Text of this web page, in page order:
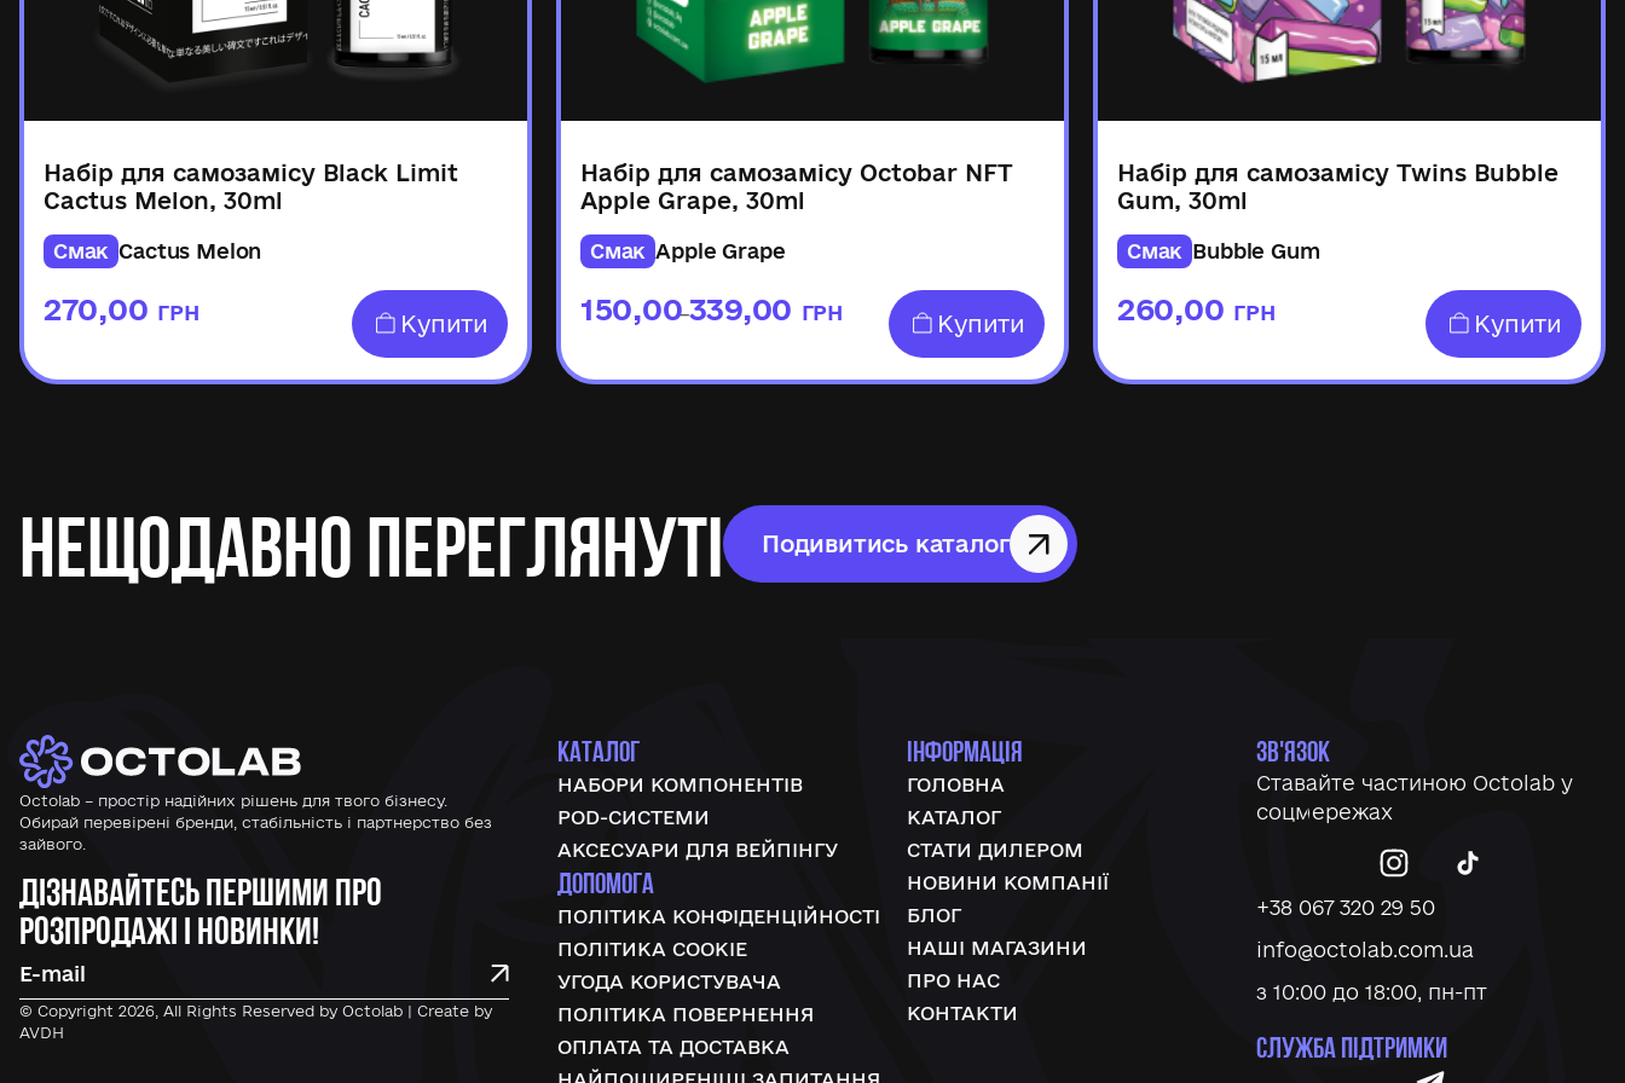
Набір для самозамісу Black Limit
Cactus Melon, 30ml
Смак Cactus Melon
270,00 ГРН Купити
Набір для самозамісу Octobar NFT
Apple Grape, 30ml
Смак Apple Grape
150,00
–339,00 ГРН Купити
Набір для самозамісу Twins Bubble
Gum, 30ml
Смак Bubble Gum
260,00 ГРН Купити
Нещодавно переглянуті Подивитись каталог
Octolab – простір надійних рішень для твого бізнесу.
Обирай перевірені бренди, стабільність і партнерство без
зайвого.
Дізнавайтесь першими про
розпродажі і новинки!
© Copyright 2026, All Rights Reserved by Octolab | Create by
AVDH
КАТАЛОГ
НАБОРИ КОМПОНЕНТІВ
POD-СИСТЕМИ
АКСЕСУАРИ ДЛЯ ВЕЙПІНГУ
ДОПОМОГА
ПОЛІТИКА КОНФІДЕНЦІЙНОСТІ
ПОЛІТИКА COOKIE
УГОДА КОРИСТУВАЧА
ПОЛІТИКА ПОВЕРНЕННЯ
ОПЛАТА ТА ДОСТАВКА
ІНФОРМАЦІЯ
ГОЛОВНА
КАТАЛОГ
СТАТИ ДИЛЕРОМ
НОВИНИ КОМПАНІЇ
БЛОГ
НАШІ МАГАЗИНИ
ПРО НАС
КОНТАКТИ
ЗВ'ЯЗОК
Ставайте частиною Octolab у
соцмережах
+38 067 320 29 50
info@octolab.com.ua
з 10:00 до 18:00, пн-пт
СЛУЖБА ПІДТРИМКИ